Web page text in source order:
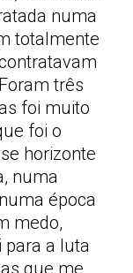
numa
totalmente
três
foi muito
foi o
horizonte
numa
época
medo,
para a luta
que me